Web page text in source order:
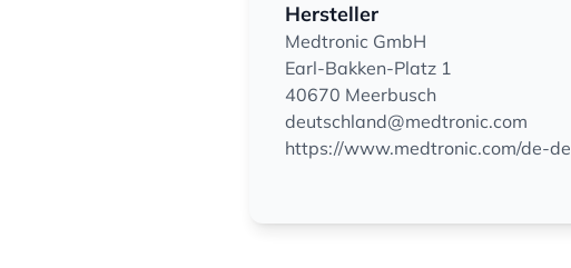
Hersteller
Medtronic GmbH
Earl-Bakken-Platz 1
40670 Meerbusch
deutschland@medtronic.com
https://www.medtronic.com/de-de